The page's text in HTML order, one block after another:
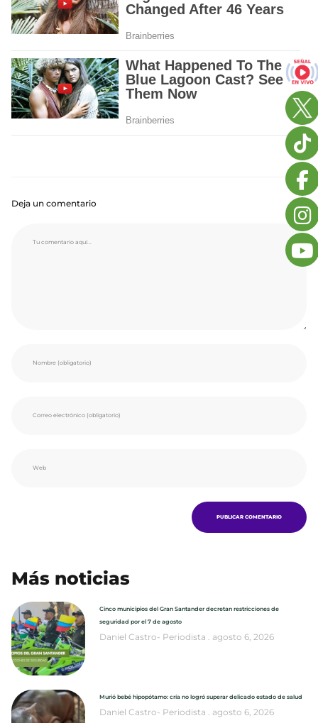
Deja un comentario
Más noticias
Cinco municipios del Gran Santander decretan restricciones de
seguridad por el 7 de agosto
Daniel Castro- Periodista agosto 6, 2026
Murió bebé hipopótamo: cría no logró superar delicado estado de salud
Daniel Castro- Periodista agosto 6, 2026